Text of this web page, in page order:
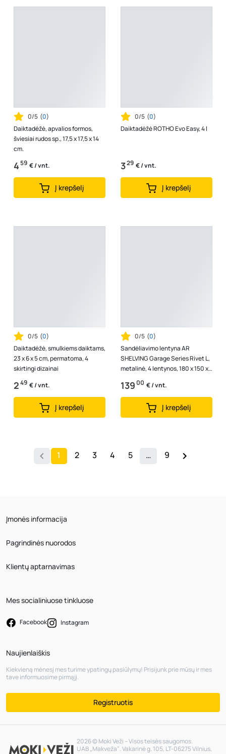
0/5 (0)
Daiktadėžė, apvalios formos,
šviesiai rudos sp., 17,5 x 17,5 x 14
cm.
459 € / vnt.
Į krepšelį
0/5 (0)
Daiktadėžė ROTHO Evo Easy, 4 l
329 € / vnt.
Į krepšelį
0/5 (0)
Daiktadėžė, smulkiems daiktams,
23 x 6 x 5 cm, permatoma, 4
skirtingi dizainai
249 € / vnt.
Į krepšelį
0/5 (0)
Sandėliavimo lentyna AR
SHELVING Garage Series Rivet L,
metalinė, 4 lentynos, 180 x 150 x
13900 € / vnt.
Į krepšelį
1 2 3 4 5 … 9
Įmonės informacija
Pagrindinės nuorodos
Klientų aptarnavimas
Mes socialiniuose tinkluose
Facebook Instagram
Naujienlaiškis
Kiekvieną mėnesį mes turime ypatingų pasiūlymų! Prisijunk prie mūsų ir mes
tave informuosime pirmąjį.
Registruotis
2026 © Moki Veži – Visos teisės saugomos.
UAB „Makveža“. Vakarinė g. 105, LT-06275 Vilnius,